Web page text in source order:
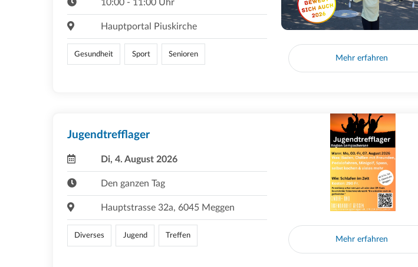
10:00 - 11:00 Uhr
Hauptportal Piuskirche
Gesundheit Sport Senioren Mehr erfahren
Jugendtrefflager
Di, 4. August 2026
Den ganzen Tag
Hauptstrasse 32a, 6045 Meggen
Diverses Jugend Treffen Mehr erfahren